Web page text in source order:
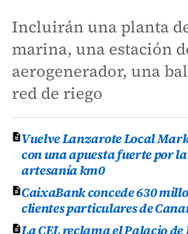
Incluirán una planta
marina, una estación
aerogenerador, una
red de riego
Vuelve Lanzarote Local
con una apuesta fuerte por
artesanía km0
CaixaBank concede 630
clientes particulares de
La CEL reclama el Palacio de